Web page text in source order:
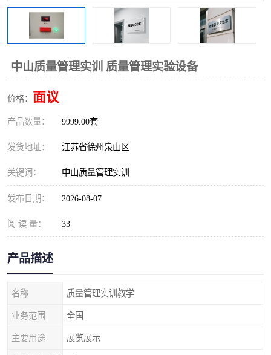
中山质量管理实训 质量管理实验设备
价格： 面议
产品数量： 9999.00套
发货地址： 江苏省徐州泉山区
关键词： 中山质量管理实训
发布日期： 2026-08-07
阅 读 量： 33
产品描述
名称 质量管理实训教学
业务范围 全国
主要用途 展览展示